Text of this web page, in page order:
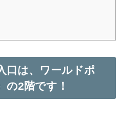
口は、ワールドポ
の2階です！